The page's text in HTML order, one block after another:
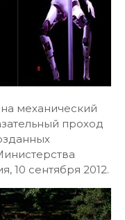
механический
проход
сентября 2012.